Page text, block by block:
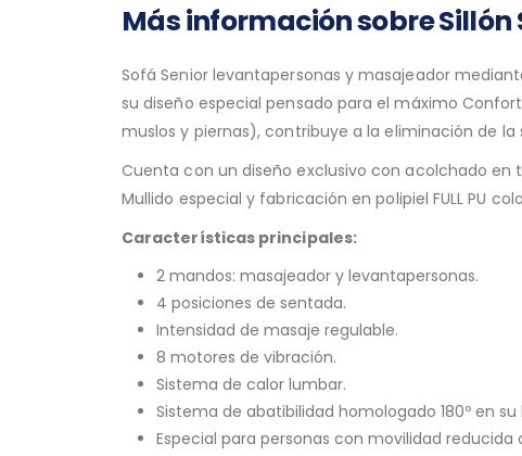
Más información sobreSillón
Sofá Senior levantapersonas y masajeador
su diseño especial pensado para el máximo
muslos y piernas), contribuye a la eliminación de
Cuenta con un diseño exclusivo con acolchado en
Mullido especial y fabricación en polipiel FULL PU
Características principales:
2 mandos: masajeador y levantapersonas.
4 posiciones de sentada.
Intensidad de masaje regulable.
8 motores de vibración.
Sistema de calor lumbar.
Sistema de abatibilidad homologado 180º en
Especial para personas con movilidad reducida